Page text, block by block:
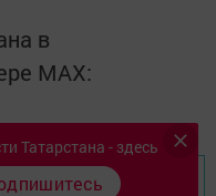
в
MАХ:
Татарстана - здесь